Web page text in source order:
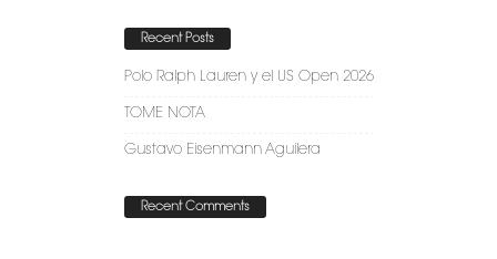
Recent Posts
Polo Ralph Lauren y el US Open 2026
TOME NOTA
Gustavo Eisenmann Aguilera
Recent Comments